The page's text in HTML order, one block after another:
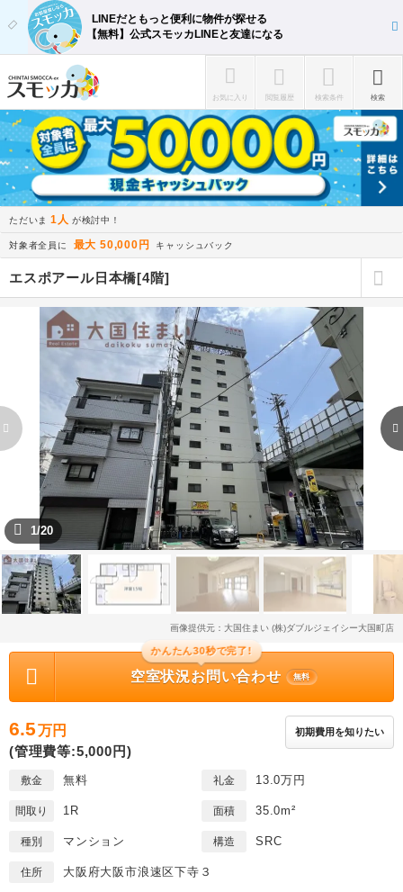
LINEだともっと便利に物件が探せる
【無料】公式スモッカLINEと友達になる
お気に入り 閲覧履歴 検索条件 検索
ただいま 1人 が検討中！
対象者全員に 最大 50,000円 キャッシュバック
エスポアール日本橋[4階]
1/20
画像提供元：大国住まい (株)ダブルジェイシー大国町店
かんたん30秒で完了!
空室状況お問い合わせ 無料
6.5万円
(管理費等:5,000円)
初期費用を知りたい
敷金 無料 礼金 13.0万円
間取り 1R 面積 35.0m²
種別 マンション 構造 SRC
住所 大阪府大阪市浪速区下寺３